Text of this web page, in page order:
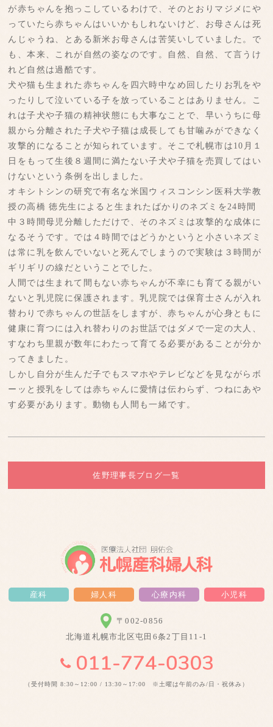
が赤ちゃんを抱っこしているわけで、そのとおりマジメにや
っていたら赤ちゃんはいいかもしれないけど、お母さんは死
んじゃうね、とある新米お母さんは苦笑いしていました。で
も、本来、これが自然の姿なのです。自然、自然、て言うけ
れど自然は過酷です。
犬や猫も生まれた赤ちゃんを四六時中なめ回したりお乳をや
ったりして泣いている子を放っていることはありません。こ
れは子犬や子猫の精神状態にも大事なことで、早いうちに母
親から分離された子犬や子猫は成長しても甘噛みができなく
攻撃的になることが知られています。そこで札幌市は10月１
日をもって生後８週間に満たない子犬や子猫を売買してはい
けないという条例を出しました。
オキシトシンの研究で有名な米国ウィスコンシン医科大学教
授の高橋 徳先生によると生まれたばかりのネズミを24時間
中３時間母児分離しただけで、そのネズミは攻撃的な成体に
なるそうです。では４時間ではどうかというと小さいネズミ
は常に乳を飲んでいないと死んでしまうので実験は３時間が
ギリギリの線だということでした。
人間では生まれて間もない赤ちゃんが不幸にも育てる親がい
ないと乳児院に保護されます。乳児院では保育士さんが入れ
替わりで赤ちゃんの世話をしますが、赤ちゃんが心身ともに
健康に育つには入れ替わりのお世話ではダメで一定の大人、
すなわち里親が数年にわたって育てる必要があることが分か
ってきました。
しかし自分が生んだ子でもスマホやテレビなどを見ながらボ
ーッと授乳をしては赤ちゃんに愛情は伝わらず、つねにあや
す必要があります。動物も人間も一緒です。
佐野理事長ブログ一覧
産科 婦人科 心療内科 小児科
〒002-0856
北海道札幌市北区屯田6条2丁目11-1
（受付時間 8:30～12:00 / 13:30～17:00 ※土曜は午前のみ/日・祝休み）